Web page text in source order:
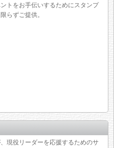
トをお手伝いするためにスタンプ
らずご提供。
現役リーダーを応援するためのサ